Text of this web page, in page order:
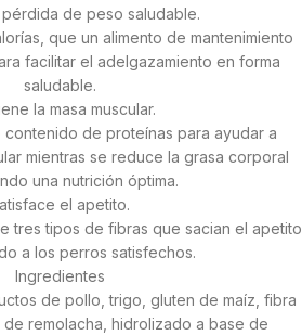
pérdida de peso saludable.
que un alimento de mantenimiento
facilitar el adelgazamiento en forma
saludable.
la masa muscular.
contenido de proteínas para ayudar a
mientras se reduce la grasa corporal
una nutrición óptima.
el apetito.
tres tipos de fibras que sacian el apetito
a los perros satisfechos.
Ingredientes
de pollo, trigo, gluten de maíz, fibra
remolacha, hidrolizado a base de